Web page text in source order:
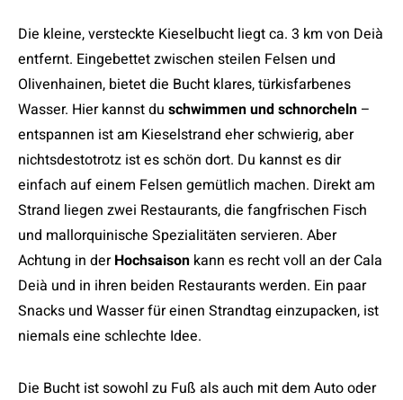
Die kleine, versteckte Kieselbucht liegt ca. 3 km von Deià
entfernt. Eingebettet zwischen steilen Felsen und
Olivenhainen, bietet die Bucht klares, türkisfarbenes
Wasser. Hier kannst du schwimmen und schnorcheln –
entspannen ist am Kieselstrand eher schwierig, aber
nichtsdestotrotz ist es schön dort. Du kannst es dir
einfach auf einem Felsen gemütlich machen. Direkt am
Strand liegen zwei Restaurants, die fangfrischen Fisch
und mallorquinische Spezialitäten servieren. Aber
Achtung in derHochsaison kann es recht voll an der Cala
Deià und in ihren beiden Restaurants werden. Ein paar
Snacks und Wasser für einen Strandtag einzupacken, ist
niemals eine schlechte Idee.
Die Bucht ist sowohl zu Fuß als auch mit dem Auto oder